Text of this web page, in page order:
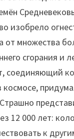
изобрело
от множества
сгорания и
соединяющий
12 000 лет:
к